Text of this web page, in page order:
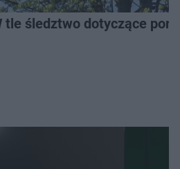
tle śledztwo dotyczące